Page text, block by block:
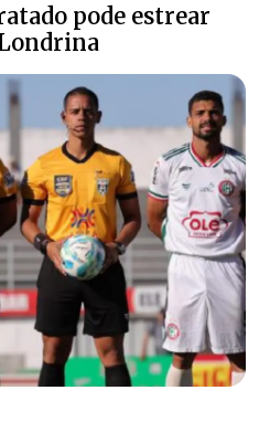
pode estrear